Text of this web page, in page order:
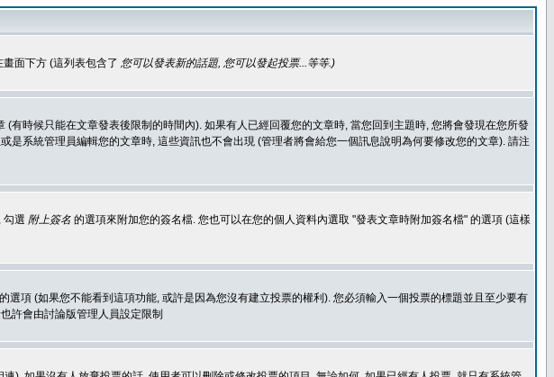
面下方 (這列表包含了 您可以發表新的話題, 您可以發起投票...等等.)
時候只能在文章發表後限制的時間內). 如果有人已經回覆您的文章時, 當您回到主題時, 您將會發現在您所發
系統管理員編輯您的文章時, 這些資訊也不會出現 (管理者將會給您一個訊息說明為何要修改您的文章). 請注
勾選 附上簽名 的選項來附加您的簽名檔. 您也可以在您的個人資料內選取 "發表文章時附加簽名檔" 的選項 (這樣
項 (如果您不能看到這項功能, 或許是因為您沒有建立投票的權利). 您必須輸入一個投票的標題並且至少要有
許會由討論版管理人員設定限制